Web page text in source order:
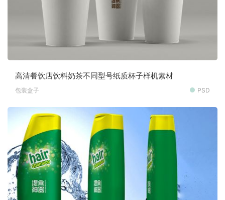
高清餐饮店饮料奶茶不同型号纸质杯子样机素材
包装盒子 PSD